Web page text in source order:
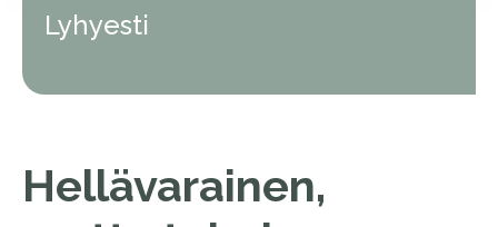
Lyhyesti
Hellävarainen,